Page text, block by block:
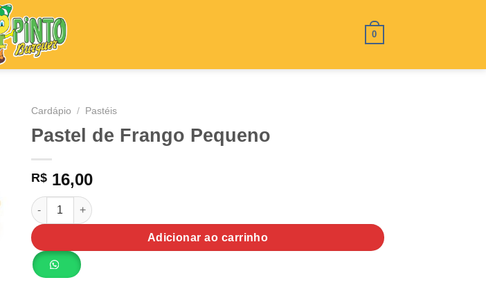
0
Cardápio / Pastéis
Pastel de Frango Pequeno
R$ 16,00
Pastel de Frango Pequeno quantidade
Adicionar ao carrinho